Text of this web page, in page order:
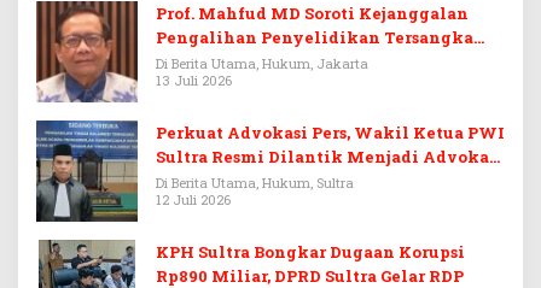
Prof. Mahfud MD Soroti Kejanggalan
Pengalihan Penyelidikan Tersangka
Febrie Adriansyah
Di Berita Utama, Hukum, Jakarta
13 Juli 2026
Perkuat Advokasi Pers, Wakil Ketua PWI
Sultra Resmi Dilantik Menjadi Advokat
PERADI
Di Berita Utama, Hukum, Sultra
12 Juli 2026
KPH Sultra Bongkar Dugaan Korupsi
Rp890 Miliar, DPRD Sultra Gelar RDP